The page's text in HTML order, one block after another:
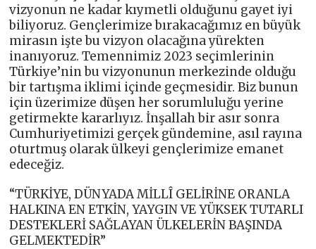
vizyonun ne kadar kıymetli olduğunu gayet iyi
biliyoruz. Gençlerimize bırakacağımız en büyük
mirasın işte bu vizyon olacağına yürekten
inanıyoruz. Temennimiz 2023 seçimlerinin
Türkiye’nin bu vizyonunun merkezinde olduğu
bir tartışma iklimi içinde geçmesidir. Biz bunun
için üzerimize düşen her sorumluluğu yerine
getirmekte kararlıyız. İnşallah bir asır sonra
Cumhuriyetimizi gerçek gündemine, asıl rayına
oturtmuş olarak ülkeyi gençlerimize emanet
edeceğiz.
“TÜRKİYE, DÜNYADA MİLLÎ GELİRİNE ORANLA
HALKINA EN ETKİN, YAYGIN VE YÜKSEK TUTARLI
DESTEKLERİ SAĞLAYAN ÜLKELERİN BAŞINDA
GELMEKTEDİR”